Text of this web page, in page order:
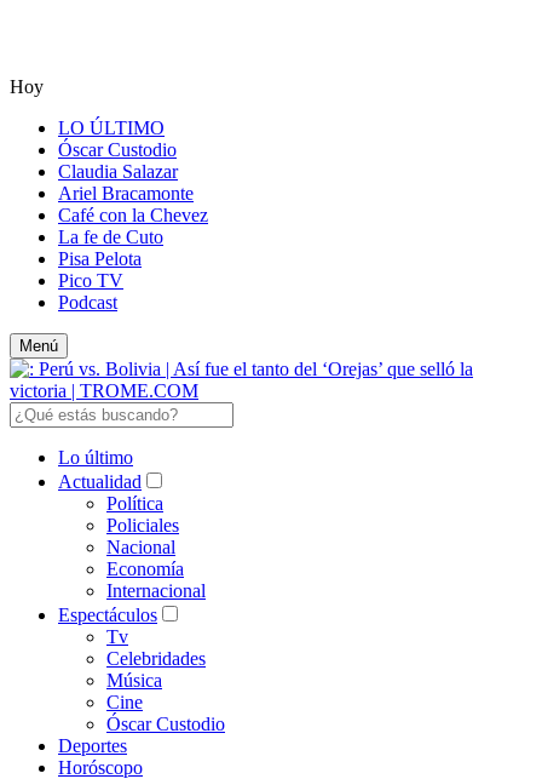
Hoy
LO ÚLTIMO
Óscar Custodio
Claudia Salazar
Ariel Bracamonte
Café con la Chevez
La fe de Cuto
Pisa Pelota
Pico TV
Podcast
Menú
Lo último
Actualidad
Política
Policiales
Nacional
Economía
Internacional
Espectáculos
Tv
Celebridades
Música
Cine
Óscar Custodio
Deportes
Horóscopo